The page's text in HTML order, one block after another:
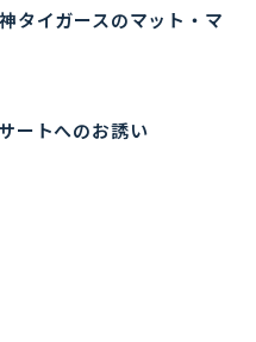
タイガースのマット・マ
ートへのお誘い